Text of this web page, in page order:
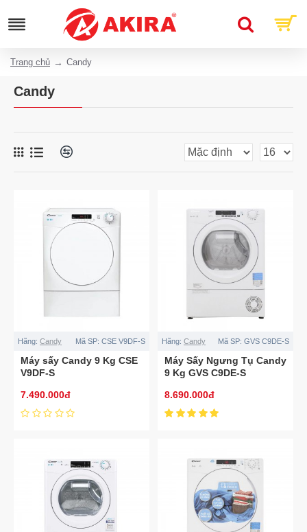
Trang chủ Candy
Candy
Hãng: Candy Mã SP: CSE V9DF-S
Máy sấy Candy 9 Kg CSE
V9DF-S
7.490.000đ
Hãng: Candy Mã SP: GVS C9DE-S
Máy Sấy Ngưng Tụ Candy
9 Kg GVS C9DE-S
8.690.000đ